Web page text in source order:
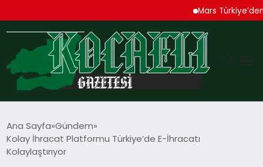
Mars Türkiye’den
TEKNOLOJI
Ana Sayfa Gündem
Kolay İhracat Platformu Türkiye’de E-İhracatı
Kolaylaştırıyor